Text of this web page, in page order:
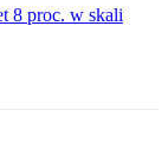
8 proc. w skali